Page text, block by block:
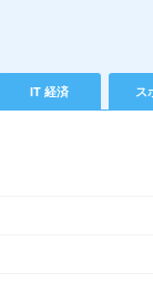
IT 経済 ス